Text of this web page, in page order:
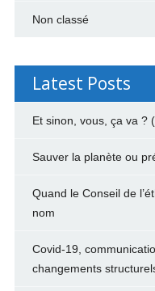
Non classé
Latest Posts
Et sinon, vous, ça va ?
Sauver la planète ou
Quand le Conseil de
nom
Covid-19,
changements